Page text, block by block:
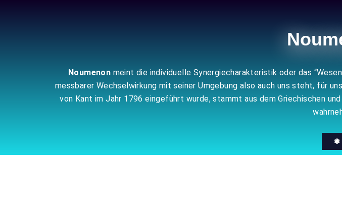
Noumenon meint die individuelle Synergiecharakteristik oder das
messbarer Wechselwirkung mit seiner Umgebung also auch uns steht, für
von Kant im Jahr 1796 eingeführt wurde, stammt aus dem Griechischen
❃